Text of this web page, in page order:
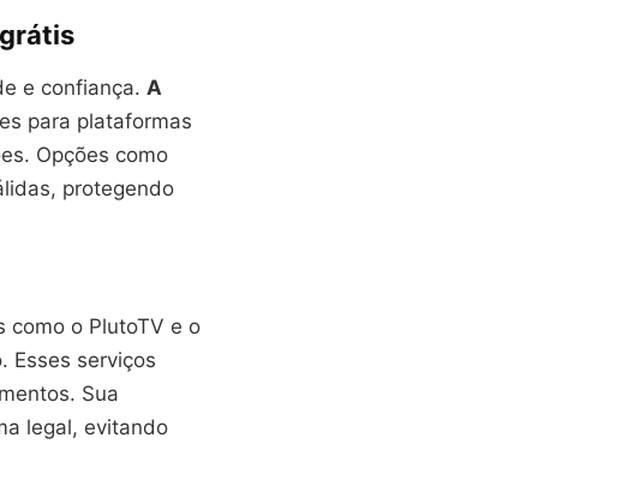
e confiança. A
para plataformas
Opções como
protegendo
como o PlutoTV e o
Esses serviços
Sua
legal, evitando